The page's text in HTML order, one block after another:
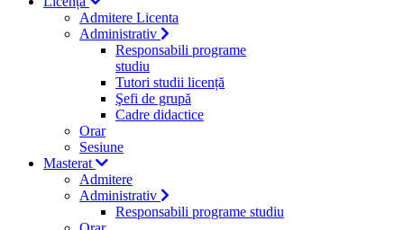
Admitere Licenta
Administrativ
Responsabili programe
studiu
Tutori studii licență
Şefi de grupă
Cadre didactice
Orar
Sesiune
Masterat
Admitere
Administrativ
Responsabili programe studiu